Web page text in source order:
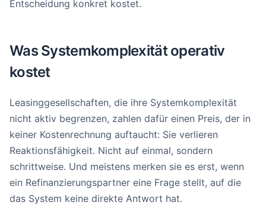
Entscheidung konkret kostet.
Was Systemkomplexität operativ
kostet
Leasinggesellschaften, die ihre Systemkomplexität
nicht aktiv begrenzen, zahlen dafür einen Preis, der in
keiner Kostenrechnung auftaucht: Sie verlieren
Reaktionsfähigkeit. Nicht auf einmal, sondern
schrittweise. Und meistens merken sie es erst, wenn
ein Refinanzierungspartner eine Frage stellt, auf die
das System keine direkte Antwort hat.